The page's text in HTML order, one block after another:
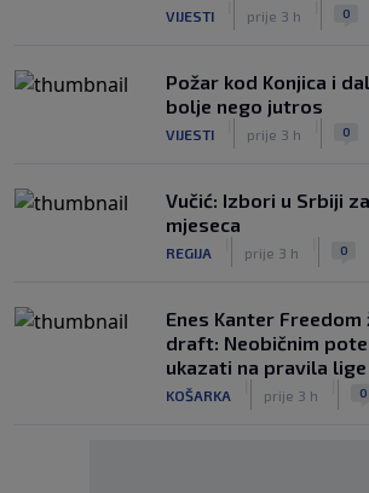
VIJESTI prije 3 h 0
Požar kod Konjica i
bolje nego jutros
VIJESTI prije 3 h 0
Vučić: Izbori u Srbiji
mjeseca
REGIJA prije 3 h 0
Enes Kanter Freedom
draft: Neobičnim
ukazati na pravila lige
KOŠARKA prije 3 h 0